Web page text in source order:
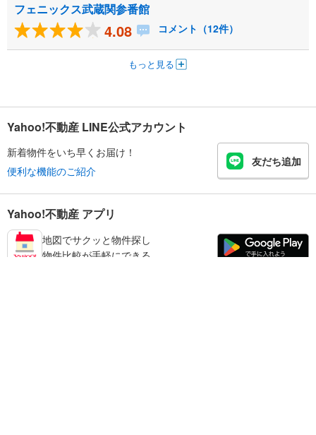
フェニックス武蔵関参番館
4.08 コメント（12件）
もっと見る
Yahoo!不動産 LINE公式アカウント
新着物件をいち早くお届け！
便利な機能のご紹介
友だち追加
Yahoo!不動産 アプリ
地図でサクッと物件探し
物件比較が手軽にできる